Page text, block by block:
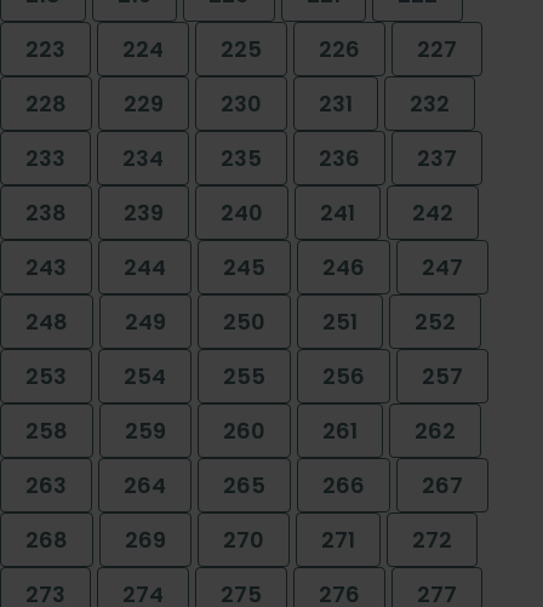
223
224 225 226
227
228
229 230 231
232
233
234 235 236
237
238
239 240 241
242
243
244 245 246
247
248
249 250 251
252
253
254 255 256
257
258
259 260 261
262
263
264 265 266
267
268
269 270 271
272
273
274 275 276
277